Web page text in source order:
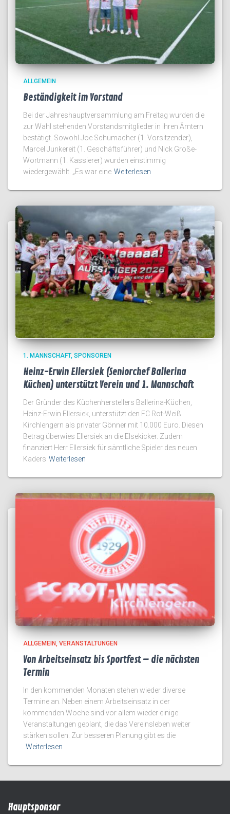
ALLGEMEIN
Beständigkeit im Vorstand
Bei der Jahreshauptversammlung am Freitag wurden die
zur Wahl stehenden Vorstandsmitglieder in ihren Ämtern
bestätigt. Sowohl Joe Schumacher (1. Vorsitzender),
Marcel Junkereit (1. Geschäftsführer) und Nick Große-
Wortmann (1. Kassierer) wurden einstimmig
wiedergewählt. „Es war eine Weiterlesen
1. MANNSCHAFT SPONSOREN
Heinz-Erwin Ellersiek (Seniorchef Ballerina
Küchen) unterstützt Verein und 1. Mannschaft
Der Gründer des Küchenherstellers Ballerina-Küchen,
Heinz-Erwin Ellersiek, unterstützt den FC Rot-Weiß
Kirchlengern als privater Gönner mit 10.000 Euro. Diesen
Betrag überwies Ellersiek an die Elsekicker. Zudem
finanziert Herr Ellersiek für sämtliche Spieler des neuen
Kaders Weiterlesen
ALLGEMEIN VERANSTALTUNGEN
Von Arbeitseinsatz bis Sportfest – die nächsten
Termin
In den kommenden Monaten stehen wieder diverse
Termine an. Neben einem Arbeitseinsatz in der
kommenden Woche sind vor allem wieder einige
Veranstaltungen geplant, die das Vereinsleben weiter
stärken sollen. Zur besseren Planung gibt es die
Weiterlesen
Hauptsponsor